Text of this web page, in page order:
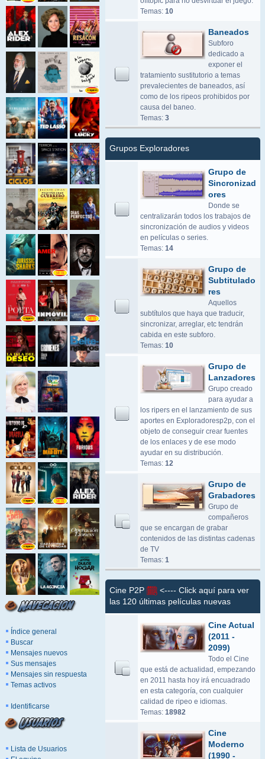
Índice general
Buscar
Mensajes nuevos
Sus mensajes
Mensajes sin respuesta
Temas activos
Identificarse
Lista de Usuarios
Temas: 10
Baneados
Subforo
dedicado a
exponer el
tratamiento sustitutorio a temas
prevalecientes de baneados, así
como de los ripeos prohibidos por
causa del baneo.
Temas: 3
Grupos Exploradores
Grupo de
Sincronizad
ores
Donde se
centralizarán todos los trabajos de
sincronización de audios y videos
en películas o series.
Temas: 14
Grupo de
Subtitulado
res
Aquellos
subtítulos que haya que traducir,
sincronizar, arreglar, etc tendrán
cabida en este subforo.
Temas: 10
Grupo de
Lanzadores
Grupo creado
para ayudar a
los ripers en el lanzamiento de sus
aportes en Exploradoresp2p, con el
objeto de conseguir crear fuentes
de los enlaces y de ese modo
ayudar en su distribución.
Temas: 12
Grupo de
Grabadores
Grupo de
compañeros
que se encargan de grabar
contenidos de las distintas cadenas
de TV
Temas: 1
Cine P2P
<---- Click aquí para ver
las 120 últimas películas nuevas
Cine Actual
(2011 -
2099)
Todo el Cine
que está de actualidad, empezando
en 2011 hasta hoy irá encuadrado
en esta categoría, con cualquier
calidad de ripeo e idiomas.
Temas: 18982
Cine
Moderno
(1990 -